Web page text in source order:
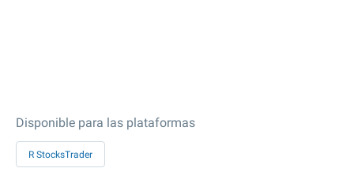
Disponible para las plataformas
R StocksTrader